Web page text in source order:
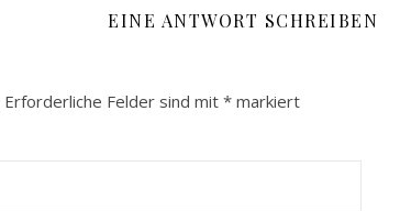
EINE ANTWORT SCHREIBEN
Erforderliche Felder sind mit * markiert